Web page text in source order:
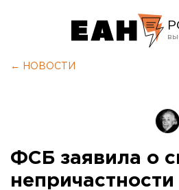
← НОВОСТИ
ФСБ заявила о
непричастности